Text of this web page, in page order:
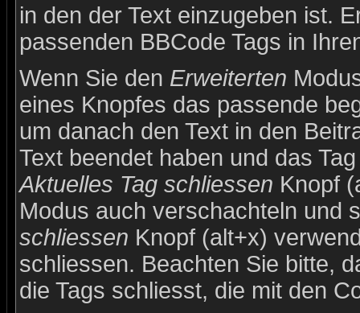
in den der Text einzugeben ist.
passenden BBCode Tags in
Wenn Sie den Erweiterten
eines Knopfes das passende
um danach den Text in den
Text beendet haben und das
Aktuelles Tag schliessen Knopf
Modus auch verschachteln und
schliessen Knopf (alt+x)
schliessen. Beachten Sie bitte,
die Tags schliesst, die mit den